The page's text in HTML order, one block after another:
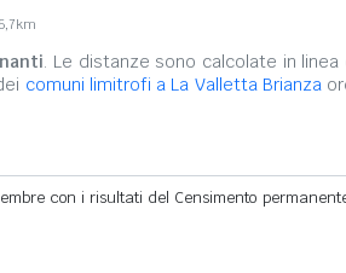
. Le distanze sono calcolate in linea
comuni limitrofi a La Valletta Brianza
con i risultati del Censimento